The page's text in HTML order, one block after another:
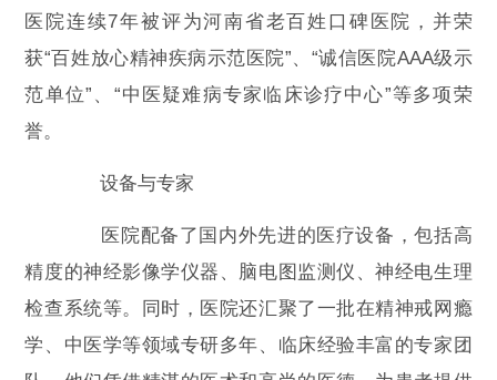
医院连续7年被评为河南省老百姓口碑医院，并荣
获“百姓放心精神疾病示范医院”、“诚信医院AAA级示
范单位”、“中医疑难病专家临床诊疗中心”等多项荣
誉。
设备与专家
医院配备了国内外先进的医疗设备，包括高
精度的神经影像学仪器、脑电图监测仪、神经电生理
检查系统等。同时，医院还汇聚了一批在精神戒网瘾
学、中医学等领域专研多年、临床经验丰富的专家团